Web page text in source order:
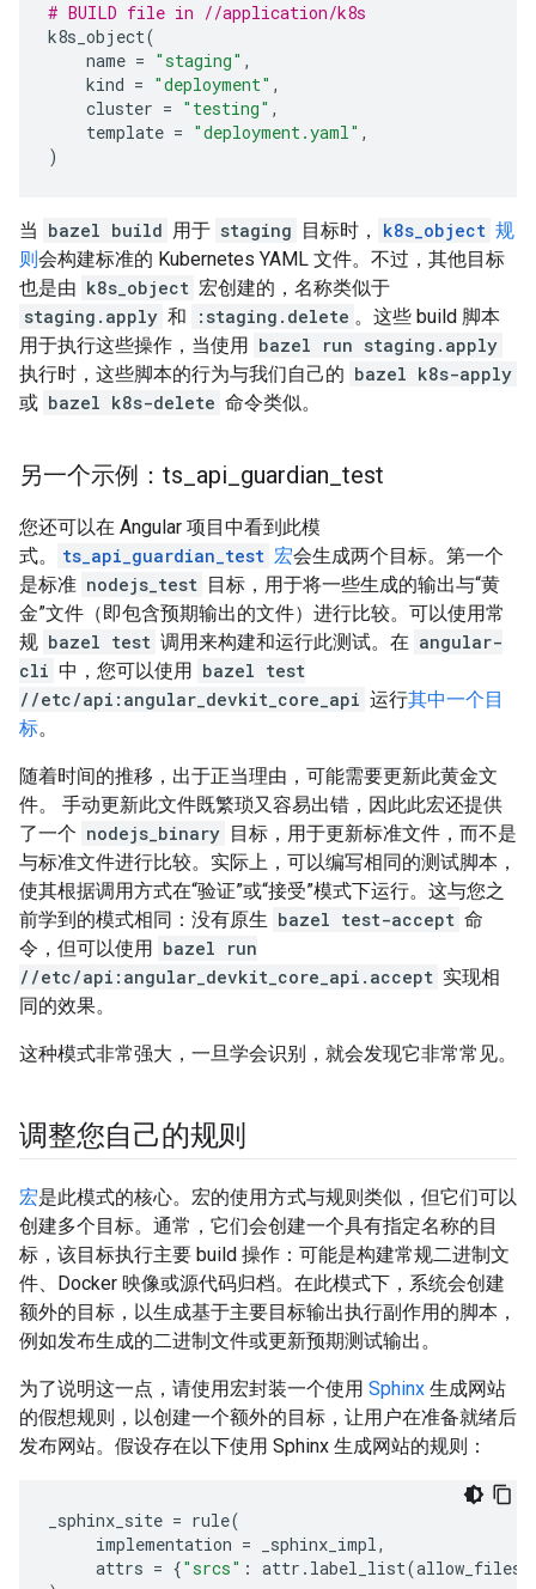
# BUILD file in //application/k8s
k8s_object(
name = "staging" ,
kind = "deployment" ,
cluster = "testing" ,
template = "deployment.yaml" ,
)
当 bazel build 用于 staging 目标时， k8s_object 规
则会构建标准的 Kubernetes YAML 文件。不过，其他目标
也是由 k8s_object 宏创建的，名称类似于
staging.apply 和 :staging.delete 。这些 build 脚本
用于执行这些操作，当使用 bazel run staging.apply
执行时，这些脚本的行为与我们自己的 bazel k8s-apply
或 bazel k8s-delete 命令类似。
另一个示例：ts api guardian test
您还可以在 Angular 项目中看到此模
式。
ts_api_guardian_test 宏会生成两个目标。第一个
是标准 nodejs_test 目标，用于将一些生成的输出与“黄
金”文件（即包含预期输出的文件）进行比较。可以使用常
规 bazel test 调用来构建和运行此测试。在 angular-
cli 中，您可以使用 bazel test
//etc/api:angular_devkit_core_api 运行其中一个目
标。
随着时间的推移，出于正当理由，可能需要更新此黄金文
件。 手动更新此文件既繁琐又容易出错，因此此宏还提供
了一个 nodejs_binary 目标，用于更新标准文件，而不是
与标准文件进行比较。实际上，可以编写相同的测试脚本，
使其根据调用方式在“验证”或“接受”模式下运行。这与您之
前学到的模式相同：没有原生 bazel test-accept 命
令，但可以使用 bazel run
//etc/api:angular_devkit_core_api.accept 实现相
同的效果。
这种模式非常强大，一旦学会识别，就会发现它非常常见。
调整您自己的规则
宏是此模式的核心。宏的使用方式与规则类似，但它们可以
创建多个目标。通常，它们会创建一个具有指定名称的目
标，该目标执行主要 build 操作：可能是构建常规二进制文
件、Docker 映像或源代码归档。在此模式下，系统会创建
额外的目标，以生成基于主要目标输出执行副作用的脚本，
例如发布生成的二进制文件或更新预期测试输出。
为了说明这一点，请使用宏封装一个使用 Sphinx 生成网站
的假想规则，以创建一个额外的目标，让用户在准备就绪后
发布网站。假设存在以下使用 Sphinx 生成网站的规则：
_sphinx_site = rule(
implementation = _sphinx_impl,
attrs = {"srcs" : attr . label_list(allow_files